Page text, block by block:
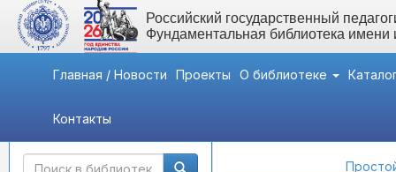
Российский государственный
Фундаментальная библиотека
Главная / Новости Проекты О библиотеке
Контакты
Быстрый доступ